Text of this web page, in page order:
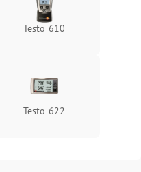
Testo 610
Testo 622